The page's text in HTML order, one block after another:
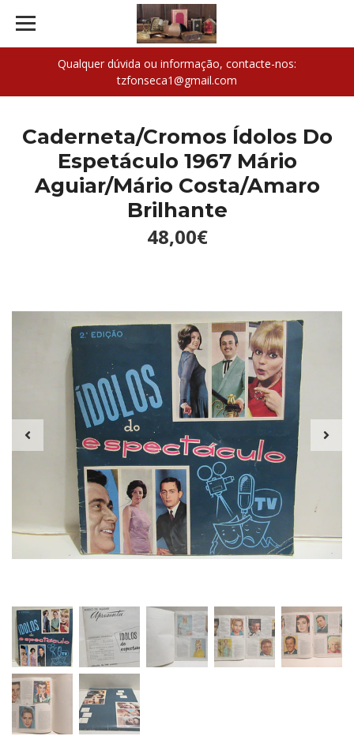
Qualquer dúvida ou informação, contacte-nos:
tzfonseca1@gmail.com
Caderneta/Cromos Ídolos Do
Espetáculo 1967 Mário
Aguiar/Mário Costa/Amaro
Brilhante
48,00€